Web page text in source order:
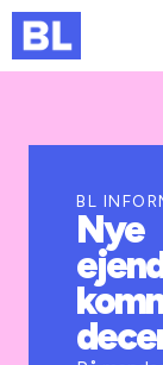
Kurser og
Jobportalen
BL
Nye